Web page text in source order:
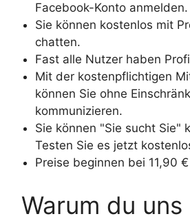
Facebook-Konto anmelden.
Sie können kostenlos mit
chatten.
Fast alle Nutzer haben
Mit der kostenpflichtigen
können Sie ohne
kommunizieren.
Sie können "Sie sucht Sie"
Testen Sie es jetzt
Preise beginnen bei 11,90
Warum du uns